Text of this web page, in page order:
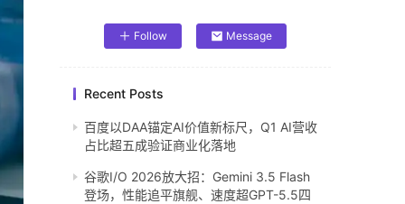
Follow Message
Recent Posts
百度以DAA锚定AI价值新标尺，Q1 AI营收
占比超五成验证商业化落地
谷歌I/O 2026放大招：Gemini 3.5 Flash
登场，性能追平旗舰、速度超GPT-5.5四